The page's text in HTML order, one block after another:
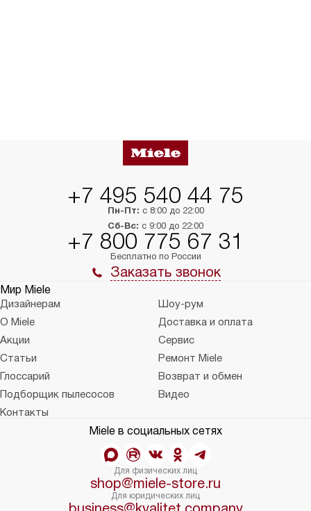
+7 495 540 44 75
Пн-Пт: с 8:00 до 22:00
Сб-Вс: с 9:00 до 22:00
+7 800 775 67 31
Бесплатно по России
Заказать звонок
Мир Miele
Дизайнерам
Шоу-рум
О Miele
Доставка и оплата
Акции
Сервис
Статьи
Ремонт Miele
Глоссарий
Возврат и обмен
Подборщик пылесосов
Видео
Контакты
Miele в социальных сетях
Для физических лиц
shop@miele-store.ru
Для юридических лиц